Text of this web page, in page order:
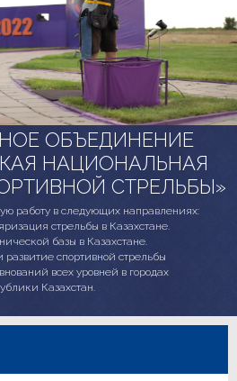
ОБЪЕДИНЕНИЕ
НАЦИОНАЛЬНАЯ
СТРЕЛЬБЫ»
работу в следующих направлениях:
стрельбы в Казахстане.
базы в Казахстане.
спортивной стрельбы
всех уровней в городах
Казахстан.